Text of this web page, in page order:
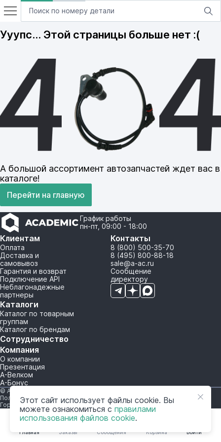
Главная Войти
Заказы Сообщения Корзина
Ууупс… Этой страницы больше нет :(
А большой ассортимент автозапчастей ждет вас в
каталоге!
Перейти на главную
График работы
пн-пт, 09:00 - 18:00
Клиентам
Оплата
Доставка и
самовывоз
Гарантия и возврат
Подключение API
Неблагонадежные
партнеры
Каталоги
Каталог по товарным
группам
Каталог по брендам
Сотрудничество
Компания
О компании
Презентация
А-Велком
А-Бонус
Контакты
8 (800) 500-35-70
8 (495) 800-88-18
sale@a-ac.ru
Сообщение
директору
© A-AC.RU 2015-2026. Все права защищены.
Политика обработки персональных данных
Горячая линия корпоративного регулирования и контроля
Этот сайт использует файлы cookie. Вы
можете ознакомиться с правилами
использования файлов cookie.